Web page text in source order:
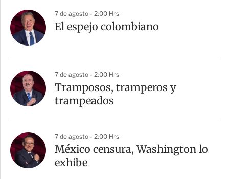
7 de agosto - 2:00 Hrs
El espejo colombiano
7 de agosto - 2:00 Hrs
Tramposos, tramperos y
trampeados
7 de agosto - 2:00 Hrs
México censura, Washington lo
exhibe